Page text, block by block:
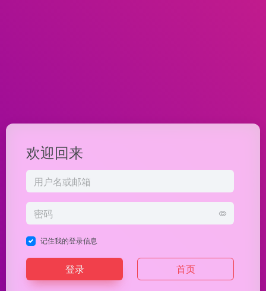
欢迎回来
记住我的登录信息
登录 首页